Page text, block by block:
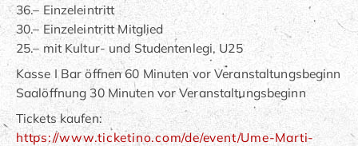
36.– Einzeleintritt
30.– Einzeleintritt Mitglied
25.– mit Kultur- und Studentenlegi, U25
Kasse I Bar öffnen 60 Minuten vor Veranstaltungsbeginn
Saalöffnung 30 Minuten vor Veranstaltungsbeginn
Tickets kaufen:
https://www.ticketino.com/de/event/Ume-Marti-